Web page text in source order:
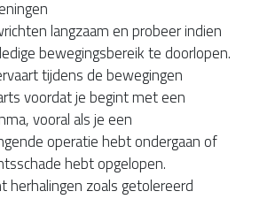
langzaam en probeer indien
bewegingsbereik te doorlopen.
tijdens de bewegingen
voordat je begint met een
vooral als je een
operatie hebt ondergaan of
hebt opgelopen.
herhalingen zoals getolereerd